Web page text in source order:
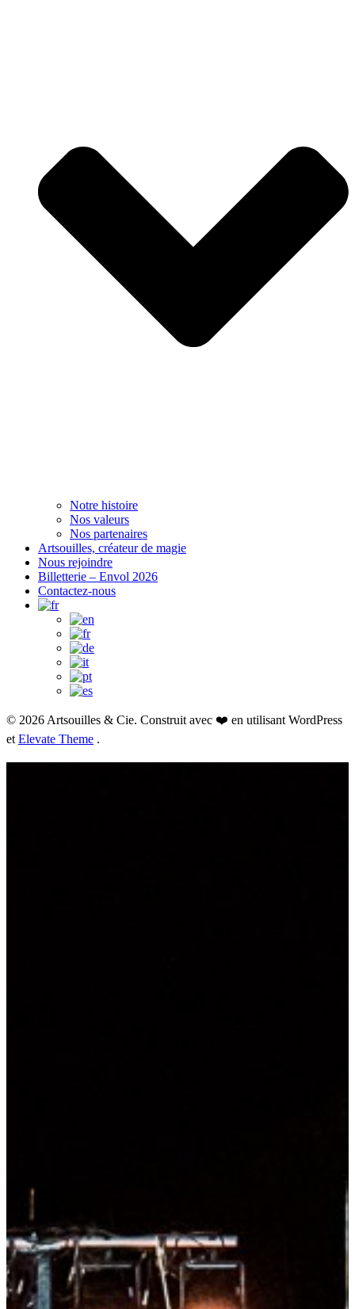
Notre histoire
Nos valeurs
Nos partenaires
Artsouilles, créateur de magie
Nous rejoindre
Billetterie – Envol 2026
Contactez-nous
© 2026 Artsouilles & Cie. Construit avec ❤️ en utilisant WordPress
et Elevate Theme .